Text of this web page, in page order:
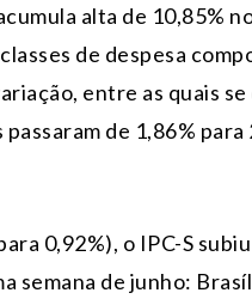
alta de 10,85%
de despesa
entre as quais
de 1,86%
0,92%), o IPC-S
semana de junho: